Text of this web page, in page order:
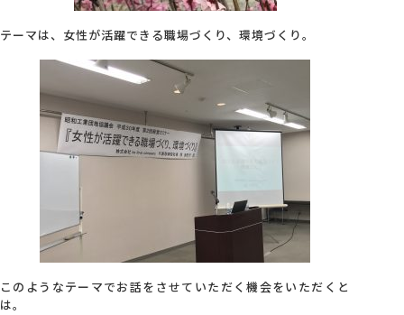
テーマは、女性が活躍できる職場づくり、環境づくり。
このようなテーマでお話をさせていただく機会をいただくと
は。